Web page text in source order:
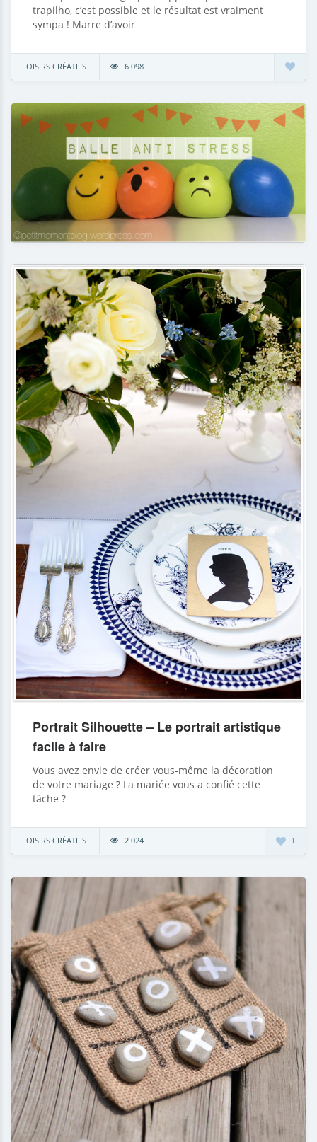
trapilho, c’est possible et le résultat est vraiment
sympa ! Marre d’avoir
LOISIRS CRÉATIFS 6 098
Portrait Silhouette – Le portrait artistique
facile à faire
Vous avez envie de créer vous-même la décoration
de votre mariage ? La mariée vous a confié cette
tâche ?
LOISIRS CRÉATIFS 2 024 1